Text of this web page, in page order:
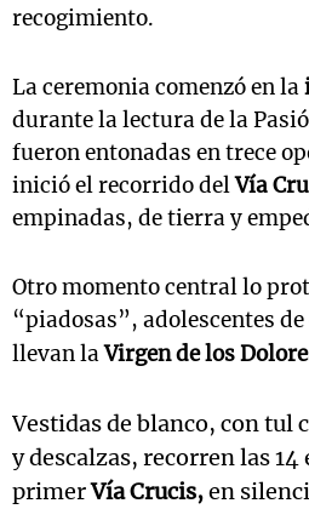
recogimiento.
La ceremonia comenzó en la
durante la lectura de la
fueron entonadas en trece
inició el recorrido delVía
empinadas, de tierra y
Otro momento central lo
“piadosas”, adolescentes de
llevan laVirgen de los
Vestidas de blanco, con tul
y descalzas, recorren las 14
primerVía Crucis,en